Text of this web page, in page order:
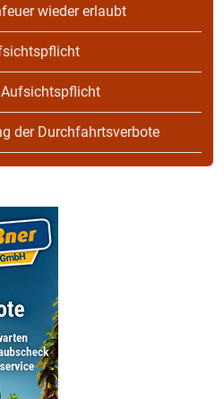
wieder erlaubt
der Durchfahrtsverbote